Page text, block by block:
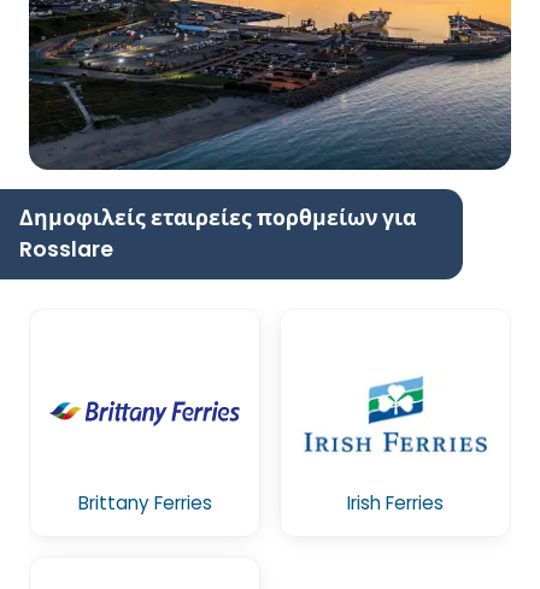
Δημοφιλείς εταιρείες πορθμείων για
Rosslare
Brittany Ferries Irish Ferries